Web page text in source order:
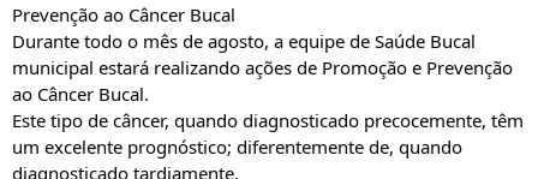
Prevenção ao Câncer Bucal
Durante todo o mês de agosto, a equipe de Saúde Bucal
municipal estará realizando ações de Promoção e Prevenção
ao Câncer Bucal.
Este tipo de câncer, quando diagnosticado precocemente, têm
um excelente prognóstico; diferentemente de, quando
diagnosticado tardiamente.